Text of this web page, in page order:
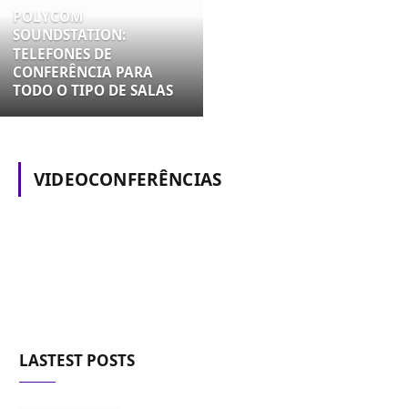
POLYCOM
SOUNDSTATION:
TELEFONES DE
CONFERÊNCIA PARA
TODO O TIPO DE SALAS
VIDEOCONFERÊNCIAS
LASTEST POSTS